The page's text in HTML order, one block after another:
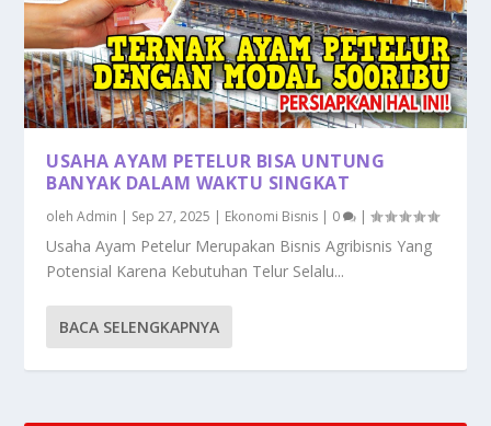
USAHA AYAM PETELUR BISA UNTUNG
BANYAK DALAM WAKTU SINGKAT
olehAdmin | Sep 27, 2025 | Ekonomi Bisnis | 0 |
Usaha Ayam Petelur Merupakan Bisnis Agribisnis Yang
Potensial Karena Kebutuhan Telur Selalu...
BACA SELENGKAPNYA